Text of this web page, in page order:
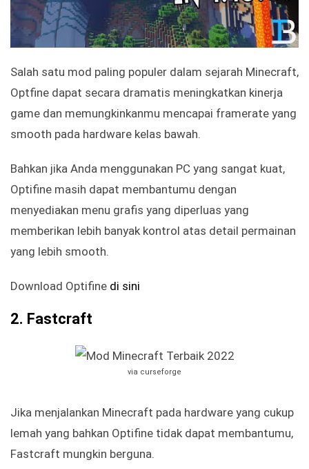
Salah satu mod paling populer dalam sejarah Minecraft,
Optfine dapat secara dramatis meningkatkan kinerja
game dan memungkinkanmu mencapai framerate yang
smooth pada hardware kelas bawah.
Bahkan jika Anda menggunakan PC yang sangat kuat,
Optifine masih dapat membantumu dengan
menyediakan menu grafis yang diperluas yang
memberikan lebih banyak kontrol atas detail permainan
yang lebih smooth.
Download Optifine di sini
2. Fastcraft
via curseforge
Jika menjalankan Minecraft pada hardware yang cukup
lemah yang bahkan Optifine tidak dapat membantumu,
Fastcraft mungkin berguna.